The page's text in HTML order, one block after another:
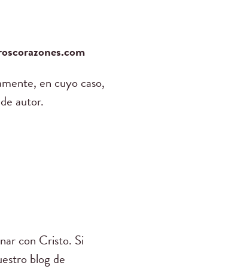
en cuyo caso,
autor.
con Cristo. Si
blog de